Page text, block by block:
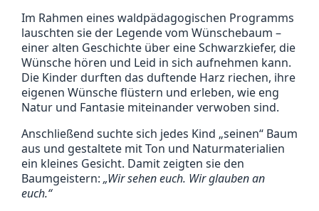
Im Rahmen eines waldpädagogischen Programms
lauschten sie der Legende vom Wünschebaum –
einer alten Geschichte über eine Schwarzkiefer, die
Wünsche hören und Leid in sich aufnehmen kann.
Die Kinder durften das duftende Harz riechen, ihre
eigenen Wünsche flüstern und erleben, wie eng
Natur und Fantasie miteinander verwoben sind.
Anschließend suchte sich jedes Kind „seinen“ Baum
aus und gestaltete mit Ton und Naturmaterialien
ein kleines Gesicht. Damit zeigten sie den
Baumgeistern: „Wir sehen euch. Wir glauben an
euch.“